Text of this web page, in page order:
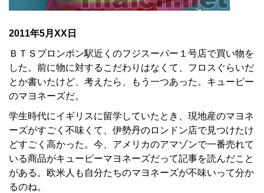
2011年5月XX日
ＢＴＳプロンポン駅近くのフジスーパー１号店で買い物を
した。前に物に対するこだわりはなくて、フロスぐらいだ
とか書いたけど、考えたら、もう一つあった。キューピー
のマヨネーズだ。
学生時代にイギリスに留学していたとき、現地産のマヨネ
ーズがすごく不味くて、伊勢丹のロンドン店で見つけたけ
どすごく高かった。今、アメリカのアマゾンで一番売れて
いる商品がキューピーマヨネーズだって記事を読んだこと
がある。欧米人も自分たちのマヨネーズが不味いって分か
るのね。